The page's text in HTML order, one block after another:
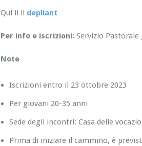
Qui il il depliant
Per info e iscrizioni: Servizio Pastorale
Note
Iscrizioni entro il 23 ottobre 2023
Per giovani 20-35 anni
Sede degli incontri: Casa delle
Prima di iniziare il cammino, è